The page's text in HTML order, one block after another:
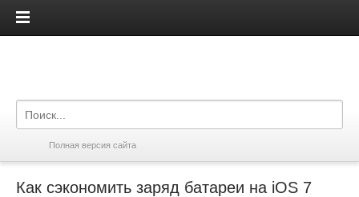
iPadis.ru
Полная версия сайта
Как сэкономить заряд батареи на iOS 7